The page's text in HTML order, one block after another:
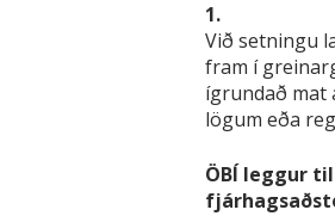
1.
Við setningu
fram í
ígrundað mat
lögum eða
ÖBÍ leggur